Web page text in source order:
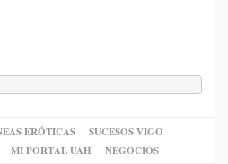
ERÓTICAS
SUCESOS VIGO
MI PORTAL UAH NEGOCIOS